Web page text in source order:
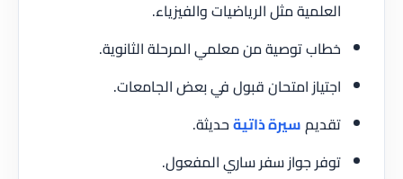
العلمية مثل الرياضيات والفيزياء.
خطاب توصية من معلمي المرحلة الثانوية.
اجتياز امتحان قبول في بعض الجامعات.
تقديمسيرة ذاتيةحديثة.
توفر جواز سفر ساري المفعول.